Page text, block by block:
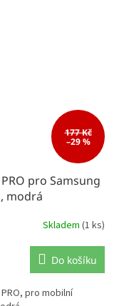
177 Kč
–29 %
pro Samsung
modrá
Skladem (1 ks)
Do košíku
pro mobilní